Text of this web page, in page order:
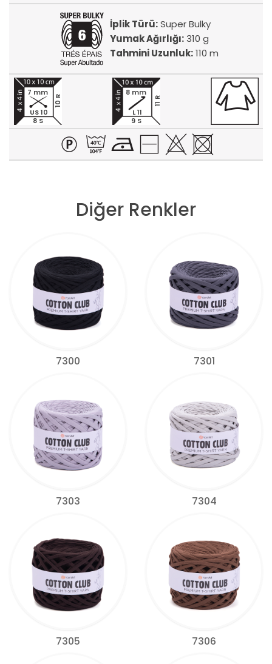
İplik Türü:Super Bulky
Yumak Ağırlığı:310 g
Tahmini Uzunluk:110 m
8 S
10 R
7 mm
US 10
9 S
11 R
8 mm
L 11
Diğer Renkler
7300 7301
7303 7304
7305 7306